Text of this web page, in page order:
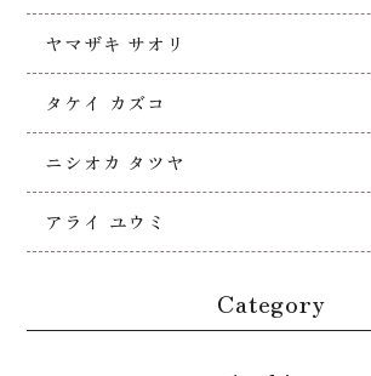
ヤマザキ サオリ
タケイ カズコ
ニシオカ タツヤ
アライ ユウミ
Category